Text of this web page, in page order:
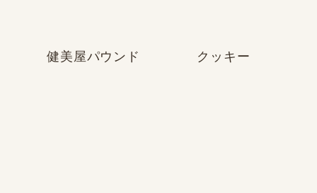
健美屋パウンド クッキー